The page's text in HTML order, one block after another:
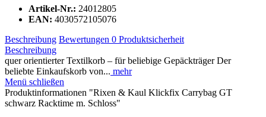
Artikel-Nr.: 24012805
EAN: 4030572105076
Beschreibung Bewertungen 0 Produktsicherheit
Beschreibung
quer orientierter Textilkorb – für beliebige Gepäckträger Der
beliebte Einkaufskorb von... mehr
Menü schließen
Produktinformationen "Rixen & Kaul Klickfix Carrybag GT
schwarz Racktime m. Schloss"